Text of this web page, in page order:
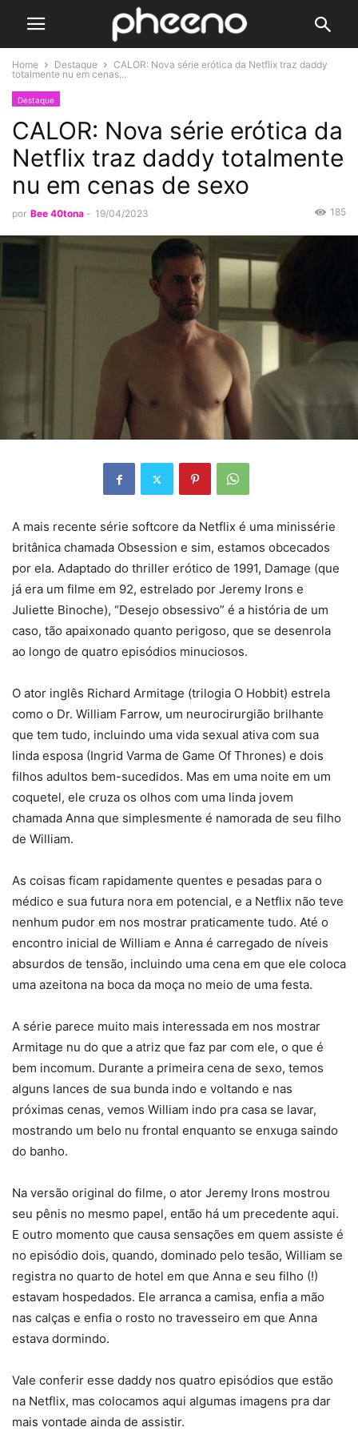
Home Destaque
CALOR: Nova série erótica da Netflix traz daddy
totalmente nu em cenas...
Destaque
CALOR: Nova série erótica da
Netflix traz daddy totalmente
nu em cenas de sexo
por Bee 40tona - 19/04/2023 185
A mais recente série softcore da Netflix é uma minissérie
britânica chamada Obsession e sim, estamos obcecados
por ela. Adaptado do thriller erótico de 1991, Damage (que
já era um filme em 92, estrelado por Jeremy Irons e
Juliette Binoche), “Desejo obsessivo” é a história de um
caso, tão apaixonado quanto perigoso, que se desenrola
ao longo de quatro episódios minuciosos.
O ator inglês Richard Armitage (trilogia O Hobbit) estrela
como o Dr. William Farrow, um neurocirurgião brilhante
que tem tudo, incluindo uma vida sexual ativa com sua
linda esposa (Ingrid Varma de Game Of Thrones) e dois
filhos adultos bem-sucedidos. Mas em uma noite em um
coquetel, ele cruza os olhos com uma linda jovem
chamada Anna que simplesmente é namorada de seu filho
de William.
As coisas ficam rapidamente quentes e pesadas para o
médico e sua futura nora em potencial, e a Netflix não teve
nenhum pudor em nos mostrar praticamente tudo. Até o
encontro inicial de William e Anna é carregado de níveis
absurdos de tensão, incluindo uma cena em que ele coloca
uma azeitona na boca da moça no meio de uma festa.
A série parece muito mais interessada em nos mostrar
Armitage nu do que a atriz que faz par com ele, o que é
bem incomum. Durante a primeira cena de sexo, temos
alguns lances de sua bunda indo e voltando e nas
próximas cenas, vemos William indo pra casa se lavar,
mostrando um belo nu frontal enquanto se enxuga saindo
do banho.
Na versão original do filme, o ator Jeremy Irons mostrou
seu pênis no mesmo papel, então há um precedente aqui.
E outro momento que causa sensações em quem assiste é
no episódio dois, quando, dominado pelo tesão, William se
registra no quarto de hotel em que Anna e seu filho (!)
estavam hospedados. Ele arranca a camisa, enfia a mão
nas calças e enfia o rosto no travesseiro em que Anna
estava dormindo.
Vale conferir esse daddy nos quatro episódios que estão
na Netflix, mas colocamos aqui algumas imagens pra dar
mais vontade ainda de assistir.